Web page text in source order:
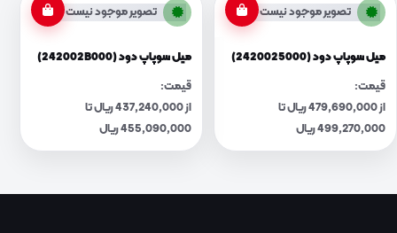
تصویر موجود نیست
میل سوپاپ دود (2420025000)
قیمت:
از 479,690,000 ریال تا
499,270,000 ریال
تصویر موجود نیست
میل سوپاپ دود (242002B000)
قیمت:
از 437,240,000 ریال تا
455,090,000 ریال